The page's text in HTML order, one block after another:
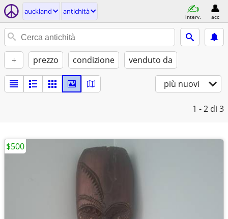
auckland antichità
interv. acc
+ prezzo condizione venduto da
più nuovi
1 - 2 di 3
$500